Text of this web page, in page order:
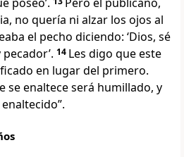
no quería ni alzar los ojos al
el pecho diciendo: ‘Dios, sé
14 Les digo que este
en lugar del primero.
se enaltece será humillado, y